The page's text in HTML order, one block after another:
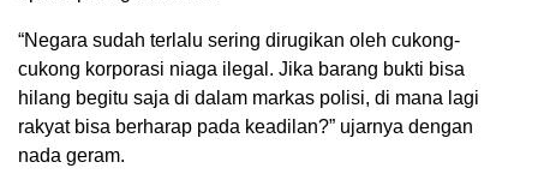
“Negara sudah terlalu sering dirugikan oleh cukong-
cukong korporasi niaga ilegal. Jika barang bukti bisa
hilang begitu saja di dalam markas polisi, di mana lagi
rakyat bisa berharap pada keadilan?” ujarnya dengan
nada geram.